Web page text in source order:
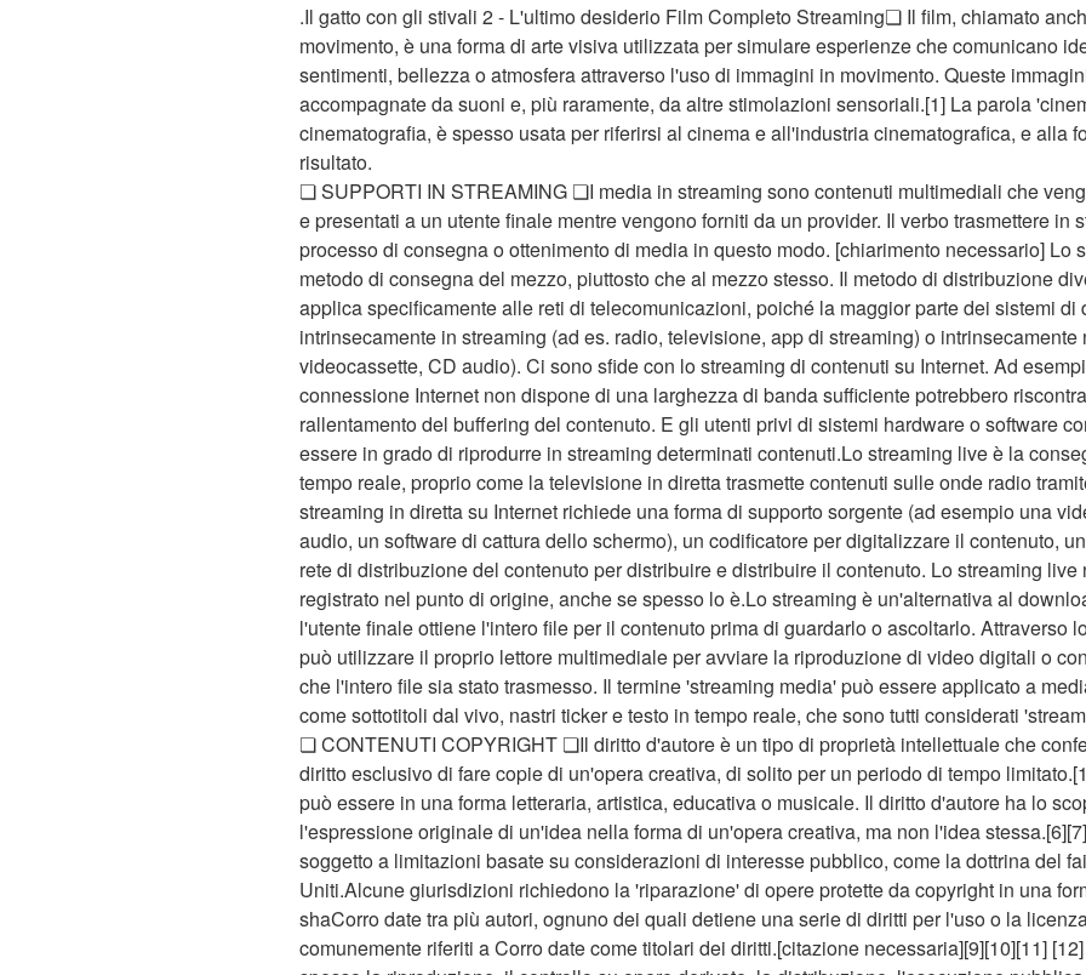
.Il gatto con gli stivali 2 - L'ultimo desiderio Film Completo Streaming❏ Il film, chiamato
movimento, è una forma di arte visiva utilizzata per simulare esperienze che comunicano
sentimenti, bellezza o atmosfera attraverso l'uso di immagini in movimento. Queste
accompagnate da suoni e, più raramente, da altre stimolazioni sensoriali.[1] La parola
cinematografia, è spesso usata per riferirsi al cinema e all'industria cinematografica, e alla
risultato.
❏ SUPPORTI IN STREAMING ❏I media in streaming sono contenuti multimediali che
e presentati a un utente finale mentre vengono forniti da un provider. Il verbo trasmettere in
processo di consegna o ottenimento di media in questo modo. [chiarimento necessario] Lo
metodo di consegna del mezzo, piuttosto che al mezzo stesso. Il metodo di distribuzione
applica specificamente alle reti di telecomunicazioni, poiché la maggior parte dei sistemi di
intrinsecamente in streaming (ad es. radio, televisione, app di streaming) o
videocassette, CD audio). Ci sono sfide con lo streaming di contenuti su Internet. Ad
connessione Internet non dispone di una larghezza di banda sufficiente potrebbero
rallentamento del buffering del contenuto. E gli utenti privi di sistemi hardware o software
essere in grado di riprodurre in streaming determinati contenuti.Lo streaming live è la
tempo reale, proprio come la televisione in diretta trasmette contenuti sulle onde radio
streaming in diretta su Internet richiede una forma di supporto sorgente (ad esempio una
audio, un software di cattura dello schermo), un codificatore per digitalizzare il contenuto,
rete di distribuzione del contenuto per distribuire e distribuire il contenuto. Lo streaming
registrato nel punto di origine, anche se spesso lo è.Lo streaming è un'alternativa al
l'utente finale ottiene l'intero file per il contenuto prima di guardarlo o ascoltarlo. Attraverso
può utilizzare il proprio lettore multimediale per avviare la riproduzione di video digitali o
che l'intero file sia stato trasmesso. Il termine 'streaming media' può essere applicato a
come sottotitoli dal vivo, nastri ticker e testo in tempo reale, che sono tutti considerati
❏ CONTENUTI COPYRIGHT ❏Il diritto d'autore è un tipo di proprietà intellettuale che
diritto esclusivo di fare copie di un'opera creativa, di solito per un periodo di tempo
può essere in una forma letteraria, artistica, educativa o musicale. Il diritto d'autore ha lo
l'espressione originale di un'idea nella forma di un'opera creativa, ma non l'idea
soggetto a limitazioni basate su considerazioni di interesse pubblico, come la dottrina del
Uniti.Alcune giurisdizioni richiedono la 'riparazione' di opere protette da copyright in una
shaCorro date tra più autori, ognuno dei quali detiene una serie di diritti per l'uso o la
comunemente riferiti a Corro date come titolari dei diritti.[citazione necessaria][9][10][11]